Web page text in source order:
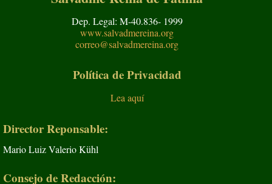
Dep. Legal: M-40.836- 1999
www.salvadmereina.org
correo@salvadmereina.org
Política de Privacidad
Lea aquí
Director Reponsable:
Mario Luiz Valerio Kühl
Consejo de Redacción: